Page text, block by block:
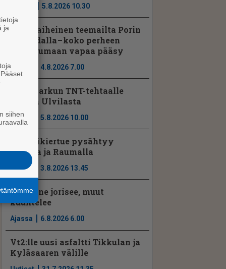
5.8.2026 10.30
Hevosaiheinen teemailta Porin
raviradalla – koko perheen
tapahtumaan vapaa pääsy
Ajassa 4.8.2026 7.00
Noormarkun TNT-tehtaalle
johtaja Ulvilasta
Ajassa 5.8.2026 10.00
Seniorikiertue pysähtyy
Porissa ja Raumalla
Ajassa 3.8.2026 13.45
Porilaine jorisee, muut
kuuntelee
Ajassa 6.8.2026 6.00
Vt2:lle uusi asfaltti Tikkulan ja
Kyläsaaren välille
ja
siihen